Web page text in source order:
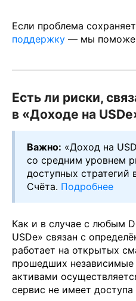
Если проблема
поддержку — мы
Есть ли риски,
в «Доходе на
Важно: «Доход на
со средним уровнем
доступных стратегий
Счёта. Подробнее
Как и в случае с любым
USDe» связан с
работает на открытых
прошедших независимые
активами
сервис не имеет